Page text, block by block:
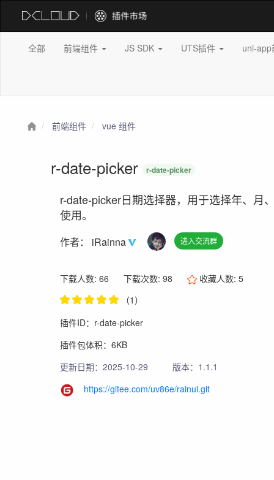
全部 前端组件 JS SDK UTS插件 uni-
前端组件 vue 组件
r-date-picker r-date-picker
r-date-picker日期选择器，用于选择年、月
使用。
作者： iRainna 进入交流群
下载人数: 66 下载次数: 98 收藏人数:5
（1）
插件ID：r-date-picker
插件包体积：6KB
更新日期：2025-10-29
版本：1.1.1
https://gitee.com/uv86e/rainui.git